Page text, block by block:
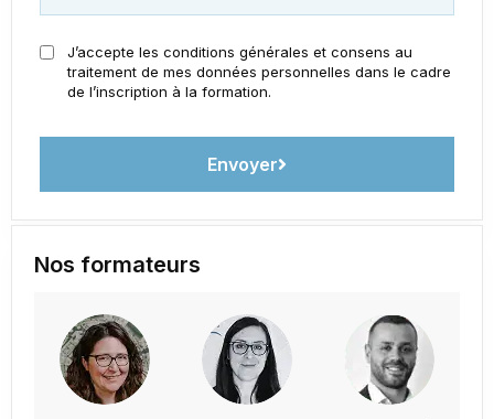
J’accepte les conditions générales et consens au
traitement de mes données personnelles dans le cadre
de l’inscription à la formation.
Envoyer
Nos formateurs